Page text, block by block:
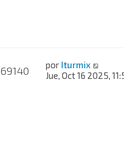
69140 por Iturmix
Jue, Oct 16 2025,